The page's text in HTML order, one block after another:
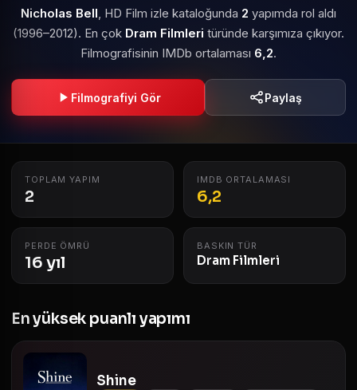
Nicholas Bell, HD Film izle kataloğunda 2 yapımda rol aldı
(1996–2012). En çok Dram Filmleri türünde karşımıza çıkıyor.
Filmografisinin IMDb ortalaması 6,2.
Filmografiyi Gör Paylaş
TOPLAM YAPIM
2
IMDB ORTALAMASI
6,2
PERDE ÖMRÜ
16 yıl
BASKIN TÜR
Dram Filmleri
En yüksek puanlı yapımı
Shine